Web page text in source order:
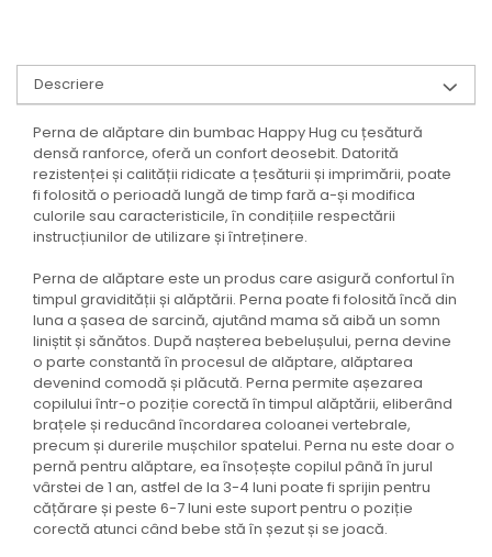
Descriere
Perna de alăptare din bumbac Happy Hug cu țesătură
densă ranforce, oferă un confort deosebit. Datorită
rezistenței și calității ridicate a țesăturii și imprimării, poate
fi folosită o perioadă lungă de timp fară a-și modifica
culorile sau caracteristicile, în condițiile respectării
instrucțiunilor de utilizare și întreținere.
Perna de alăptare este un produs care asigură confortul în
timpul gravidității și alăptării. Perna poate fi folosită încă din
luna a șasea de sarcină, ajutând mama să aibă un somn
liniștit și sănătos. După nașterea bebelușului, perna devine
o parte constantă în procesul de alăptare, alăptarea
devenind comodă și plăcută. Perna permite așezarea
copilului într-o poziție corectă în timpul alăptării, eliberând
brațele și reducând încordarea coloanei vertebrale,
precum și durerile mușchilor spatelui. Perna nu este doar o
pernă pentru alăptare, ea însoțește copilul până în jurul
vârstei de 1 an, astfel de la 3-4 luni poate fi sprijin pentru
cățărare și peste 6-7 luni este suport pentru o poziție
corectă atunci când bebe stă în șezut și se joacă.